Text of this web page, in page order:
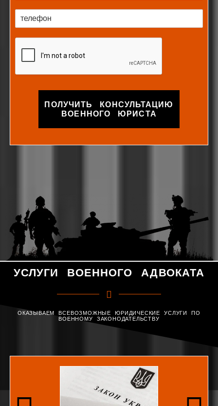
ПОЛУЧИТЬ КОНСУЛЬТАЦИЮ
ВОЕННОГО ЮРИСТА
УСЛУГИ ВОЕННОГО АДВОКАТА
ОКАЗЫВАЕМ ВСЕВОЗМОЖНЫЕ ЮРИДИЧЕСКИЕ УСЛУГИ ПО
ВОЕННОМУ ЗАКОНОДАТЕЛЬСТВУ